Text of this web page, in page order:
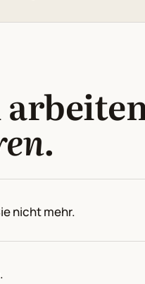
.
nicht mehr.